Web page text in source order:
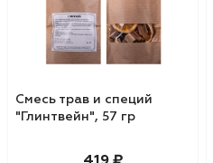
Смесь трав и специй
"Глинтвейн", 57 гр